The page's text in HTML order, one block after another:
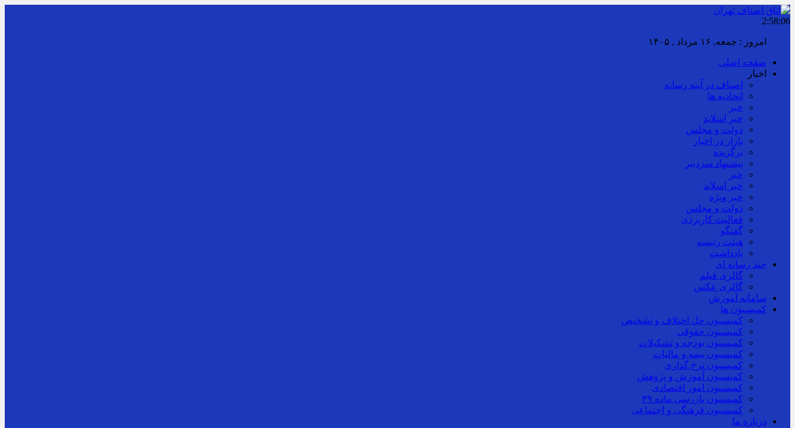
2:58:07
امروز : جمعه, ۱۶ مرداد , ۱۴۰۵
صفحه اصلی
اخبار
اصناف در آینه رسانه
اتحادیه ها
خبر
خبر اسلايد
دولت و مجلس
بازار در اخبار
برگزیده
پیشنهاد سردبیر
خبر
خبر اسلايد
خبر ویژه
دولت و مجلس
فعالیت کاربردی
گفتگو
هیئت رئیسه
یادداشت
چند رسانه ای
گالری فیلم
گالری عکس
سامانه آموزش
کمیسیون ها
کمیسیون حل اختلاف و تشخیص
کمیسیون حقوقی
کمیسیون بودجه و تشکیلات
کمیسیون بیمه و مالیات
کمیسیون نرخ گذاری
کمیسیون آموزش و پژوهش
کمیسیون امور اقتصادی
کمیسیون بازرسی ماده ۳۹
کمیسیون فرهنگی و اجتماعی
درباره ما